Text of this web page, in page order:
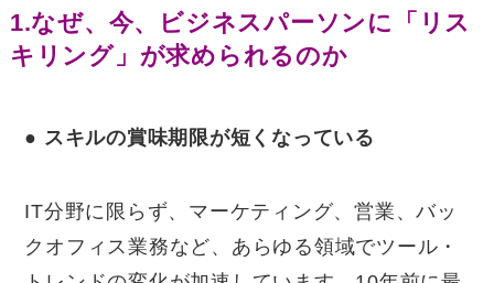
1.なぜ、今、ビジネスパーソンに「リス
キリング」が求められるのか
● スキルの賞味期限が短くなっている
IT分野に限らず、マーケティング、営業、バッ
クオフィス業務など、あらゆる領域でツール・